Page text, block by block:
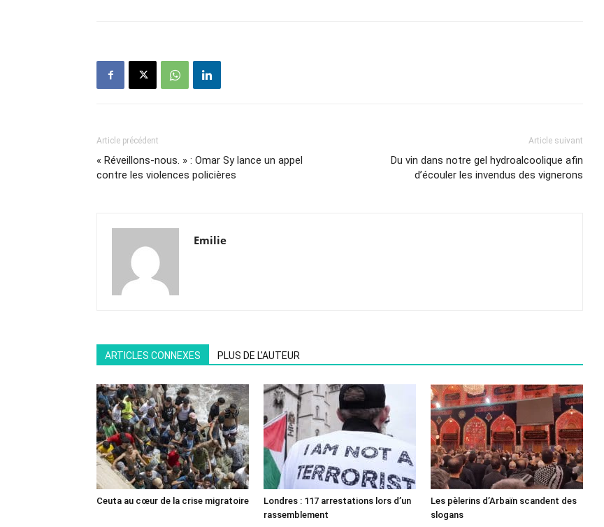
Article précédent
« Réveillons-nous. » : Omar Sy lance un appel
contre les violences policières
Article suivant
Du vin dans notre gel hydroalcoolique afin
d’écouler les invendus des vignerons
Emilie
ARTICLES CONNEXES PLUS DE L'AUTEUR
Ceuta au cœur de la crise migratoire
Londres : 117 arrestations lors d’un
rassemblement
Les pèlerins d’Arbaïn scandent des
slogans